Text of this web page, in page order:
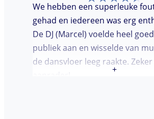
We hebben een superleuke
gehad en iedereen was erg
De DJ (Marcel) voelde heel
publiek aan en wisselde van
de dansvloer leeg raakte. Zeker
+